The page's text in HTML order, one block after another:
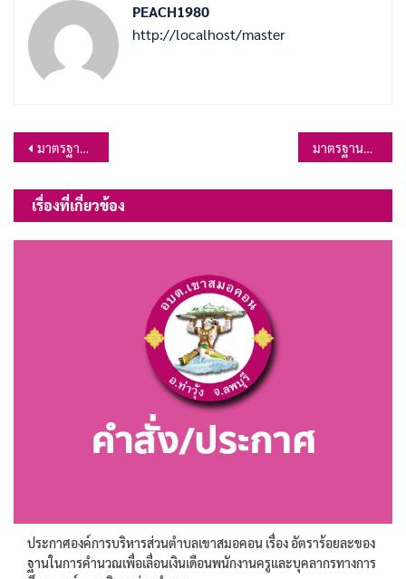
PEACH1980
http://localhost/master
แนะแนว
เรื่อง
มาตรฐานทั่วไปเกี่ยวกับหลักเกณฑ์และเงื่อนไขการคัดเลือกการบรรจุและแต่งตั้ง การย้าย การโอน การรับโอน การเลื่อนระดับ และการเลื่อนขั้นเงินเดือน พ.ศ.2562 มาตรฐานทั่วไปเกี่ยวกับหลักเกณฑ์และเงื่อนไขการสอบแข่งขัน (ฉบับที่ 2) พ.ศ.2561
เรื่องที่เกี่ยวข้อง
ประกาศองค์การบริหารส่วนตำบลเขาสมอคอน เรื่อง อัตราร้อยละของ
ฐานในการคำนวณเพื่อเลื่อนเงินเดือนพนักงานครูและบุคลากรทางการ